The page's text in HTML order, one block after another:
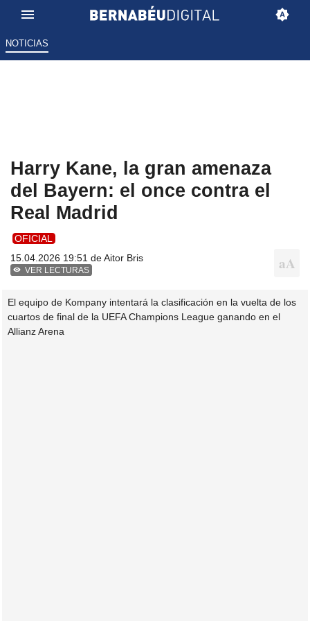
NOTICIAS
Harry Kane, la gran amenaza
del Bayern: el once contra el
Real Madrid
OFICIAL
15.04.2026 19:51 deAitor Bris
VER LECTURAS
El equipo de Kompany intentará la clasificación en la vuelta de los
cuartos de final de la UEFA Champions League ganando en el
Allianz Arena